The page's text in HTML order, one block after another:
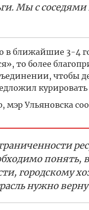
Мы с
в ближайшие 3-4
то более
чтобы
Ульяновска
понять,
городскому
нужно